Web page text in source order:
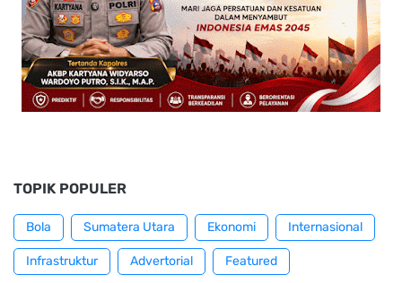
TOPIK POPULER
Bola Sumatera Utara Ekonomi Internasional
Infrastruktur Advertorial Featured